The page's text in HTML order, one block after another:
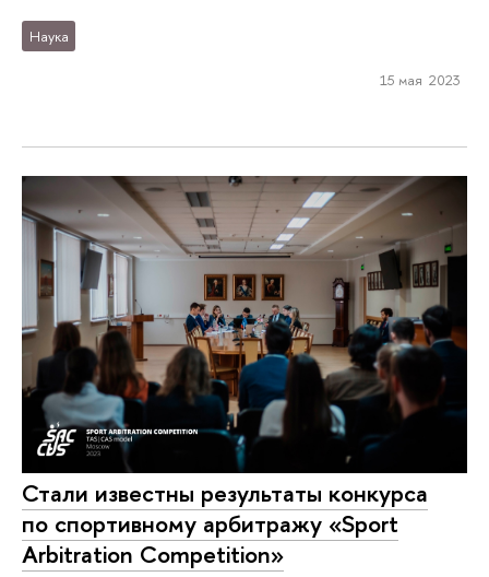
Наука
15 мая 2023
Стали известны результаты конкурса
по спортивному арбитражу «Sport
Arbitration Competition»